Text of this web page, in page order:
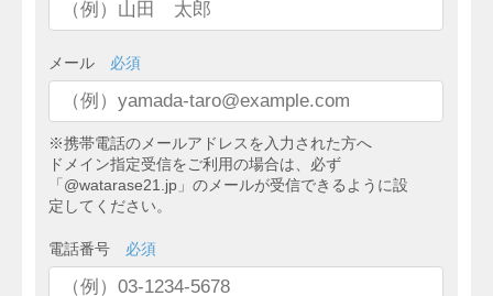
メール 必須
※携帯電話のメールアドレスを入力された方へ
ドメイン指定受信をご利用の場合は、必ず
「@watarase21.jp」のメールが受信できるように設
定してください。
電話番号 必須